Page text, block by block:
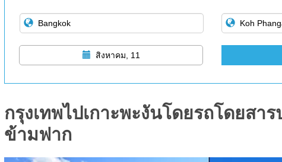
สิงหาคม, 11
กรุงเทพไปเกาะพะงันโดยรถโดยสาร
ข้ามฟาก